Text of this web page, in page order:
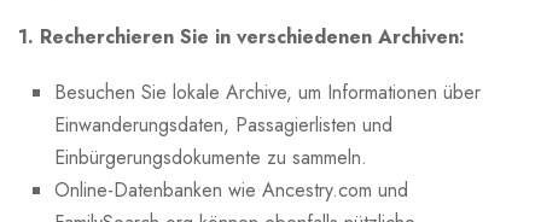
1. Recherchieren⁢ Sie in verschiedenen Archiven:
Besuchen Sie lokale Archive,⁤ um Informationen​ über
Einwanderungsdaten, Passagierlisten‌ und
Einbürgerungsdokumente zu sammeln.
Online-Datenbanken wie Ancestry.com und